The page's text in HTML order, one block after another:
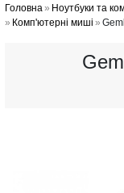
Головна Ноутбуки та
Комп'ютерні миші